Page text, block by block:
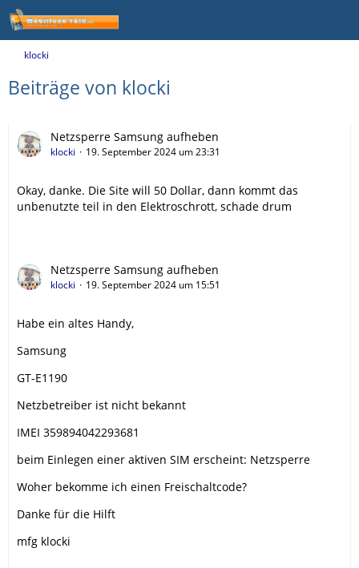
klocki
Beiträge von klocki
Netzsperre Samsung aufheben
klocki 19. September 2024 um 23:31
Okay, danke. Die Site will 50 Dollar, dann kommt das
unbenutzte teil in den Elektroschrott, schade drum
Netzsperre Samsung aufheben
klocki 19. September 2024 um 15:51
Habe ein altes Handy,
Samsung
GT-E1190
Netzbetreiber ist nicht bekannt
IMEI 359894042293681
beim Einlegen einer aktiven SIM erscheint: Netzsperre
Woher bekomme ich einen Freischaltcode?
Danke für die Hilft
mfg klocki